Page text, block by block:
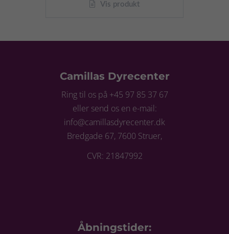
Vis produkt
Camillas Dyrecenter
Ring til os på +45 97 85 37 67
eller send os en e-mail:
info@camillasdyrecenter.dk
Bredgade 67, 7600 Struer,
CVR: 21847992
Åbningstider: